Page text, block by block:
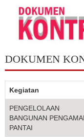
DOKUMEN
Kegiatan
PENGELOLAAN
BANGUNAN
PANTAI